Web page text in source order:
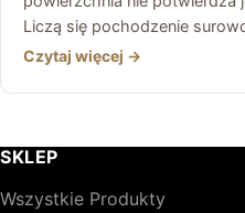
Liczą się pochodzenie
Czytaj więcej →
SKLEP
Wszystkie Produkty